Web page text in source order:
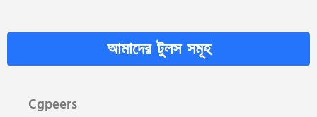
আমাদের টুলস সমূহ
Cgpeers